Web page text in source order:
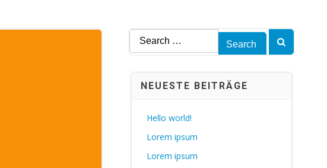
Search
for:
NEUESTE BEITRÄGE
Hello world!
Lorem ipsum
Lorem ipsum